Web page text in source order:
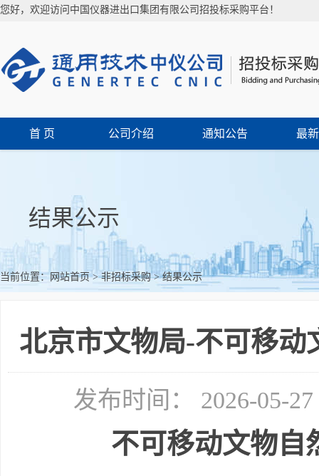
您好，欢迎访问中国仪器进出口集团有限公司招投标采购平台！
首 页 公司介绍 通知公告 最
结果公示
当前位置：网站首页>非招标采购>结果公示
北京市文物局-不可移
发布时间： 2026-05-
不可移动文物自